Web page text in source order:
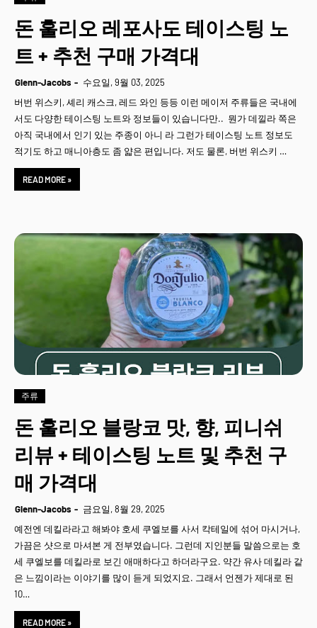
돈 훌리오 레포사도 테이스팅 노
트 + 추천 구매 가격대
Glenn-Jacobs
수요일, 9월 03, 2025
버번 위스키, 셰리 캐스크, 레드 와인 등등 이런 메이저 주류들은 국내에
서도 다양한 테이스팅 노트와 정보들이 있습니다만.. 뭔가 데낄라 쪽은
아직 국내에서 인기 있는 주종이 아니 라 그런가 테이스팅 노트 정보도
적기도 하고 매니아층도 좀 얇은 편입니다. 저도 물론, 버번 위스키 …
READ MORE »
주류
돈 훌리오 블랑코 맛, 향, 피니쉬
리뷰 + 테이스팅 노트 및 추천 구
매 가격대
Glenn-Jacobs
금요일, 8월 29, 2025
예전엔 데킬라라고 해봐야 호세 쿠엘보를 사서 칵테일에 섞어 마시거나,
가끔은 샷으로 마셔본 게 전부였습니다. 그런데 지인분들 말씀으로는 호
세 쿠엘보를 데킬라로 보긴 애매하다고 하더라구요. 약간 유사 데킬라 같
은 느낌이라는 이야기를 많이 듣게 되었지요. 그래서 언젠가 제대로 된
10…
READ MORE »